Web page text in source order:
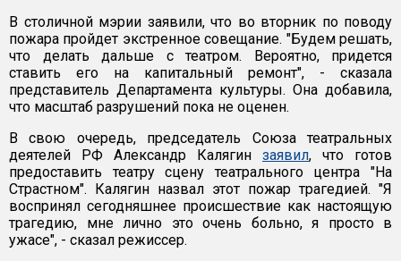
В столичной мэрии заявили, что во вторник по поводу
пожара пройдет экстренное совещание. "Будем решать,
что делать дальше с театром. Вероятно, придется
ставить его на капитальный ремонт", - сказала
представитель Департамента культуры. Она добавила,
что масштаб разрушений пока не оценен.
В свою очередь, председатель Союза театральных
деятелей РФ Александр Калягин заявил, что готов
предоставить театру сцену театрального центра "На
Страстном". Калягин назвал этот пожар трагедией. "Я
воспринял сегодняшнее происшествие как настоящую
трагедию, мне лично это очень больно, я просто в
ужасе", - сказал режиссер.